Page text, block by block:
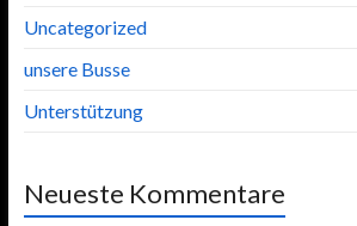
Uncategorized
unsere Busse
Unterstützung
Neueste Kommentare